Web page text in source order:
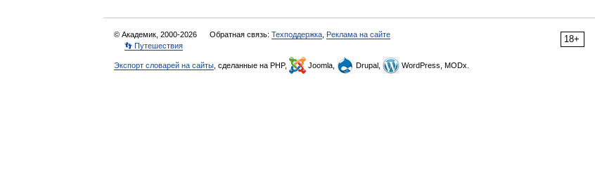
18+
© Академик, 2000-2026 Обратная связь: Техподдержка Реклама на сайте
👣 Путешествия
Экспорт словарей на сайты , сделанные на PHP, Joomla, Drupal, WordPress, MODx.